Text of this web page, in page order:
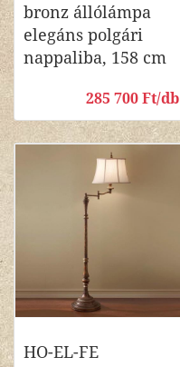
bronz állólámpa
elegáns polgári
nappaliba, 158 cm
285 700 Ft/db
HO-EL-FE